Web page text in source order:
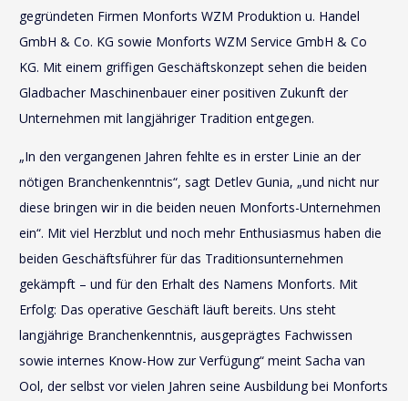
gegründeten Firmen Monforts WZM Produktion u. Handel
GmbH & Co. KG sowie Monforts WZM Service GmbH & Co
KG. Mit einem griffigen Geschäftskonzept sehen die beiden
Gladbacher Maschinenbauer einer positiven Zukunft der
Unternehmen mit langjähriger Tradition entgegen.
„In den vergangenen Jahren fehlte es in erster Linie an der
nötigen Branchenkenntnis“, sagt Detlev Gunia, „und nicht nur
diese bringen wir in die beiden neuen Monforts-Unternehmen
ein“. Mit viel Herzblut und noch mehr Enthusiasmus haben die
beiden Geschäftsführer für das Traditionsunternehmen
gekämpft – und für den Erhalt des Namens Monforts. Mit
Erfolg: Das operative Geschäft läuft bereits. Uns steht
langjährige Branchenkenntnis, ausgeprägtes Fachwissen
sowie internes Know-How zur Verfügung“ meint Sacha van
Ool, der selbst vor vielen Jahren seine Ausbildung bei Monforts